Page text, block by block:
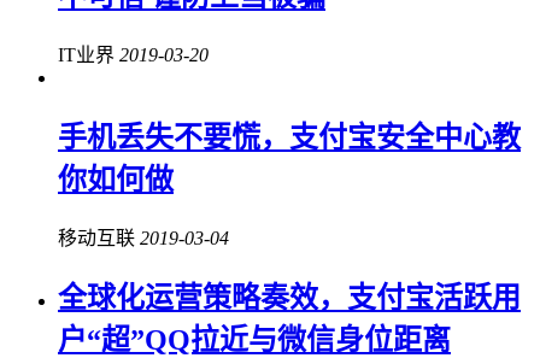
IT业界 2019-03-20
手机丢失不要慌，支付宝安全中心教
你如何做
移动互联 2019-03-04
全球化运营策略奏效，支付宝活跃用
户“超”QQ拉近与微信身位距离